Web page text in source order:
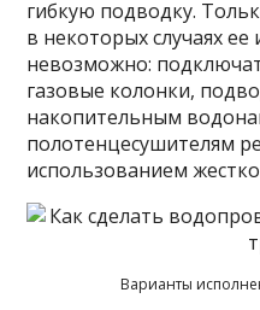
гибкую подводку.
в некоторых случаях ее
невозможно:
газовые колонки,
накопительным
полотенцесушителям
использованием
Варианты